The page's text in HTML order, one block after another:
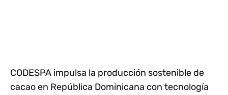
CODESPA impulsa la producción sostenible de
cacao en República Dominicana con tecnología